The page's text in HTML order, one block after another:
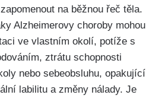
na běžnou řeč těla.
Alzheimerovy choroby mohou
ve vlastním okolí, potíže s
ztrátu schopnosti
nebo sebeobsluhu, opakující
labilitu a změny nálady. Je